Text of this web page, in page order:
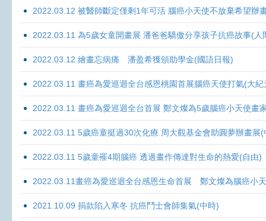
2022.03.12 被醫師斷定僅剩1年可活 腦癌小天使不放棄希望辦
2022.03.11 為5歲女童開畫展 潘爸爸驕傲分享孩子抗癌故事(人
2022.03.12 繪畫忘病痛 潘盈希獲頒助學金(國語日報)
2022.03.11 畫癌為愛巡迴全台感恩桃園首展腦癌天使打氣(大紀
2022.03.11 畫癌為愛巡迴全台首展 鄭文燦為5歲腦癌小天使畫
2022.03.11 5歲癌童挺過30次化療 周大觀基金會助圓夢辦畫展
2022.03.11 5歲童罹4期腦癌 透過畫作傳達對生命的熱愛(自由)
2022.03.11畫癌為愛巡迴全台感恩生命首展 鄭文燦為腦癌小
2021.10.09 捐款陷入寒冬 抗癌鬥士會師集氣(中時)